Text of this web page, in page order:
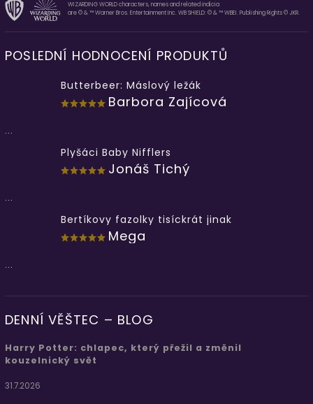
WIZARDING WORLD characters, names and related indicia
are © & ™ Warner Bros. Entertainment Inc. WB SHIELD: © & ™ WBEI. Publishing Rights © JKR.
POSLEDNÍ HODNOCENÍ PRODUKTŮ
Butterbeer: Máslový ležák
Barbora Zajícová
...
Plyšáci Baby Nifflers
Jonáš Tichý
...
Bertíkovy fazolky tisíckrát jinak
Mega
...
DENNÍ VĚŠTEC – BLOG
Harry Potter: chlapec, který přežil a změnil
kouzelnický svět
31.7.2026